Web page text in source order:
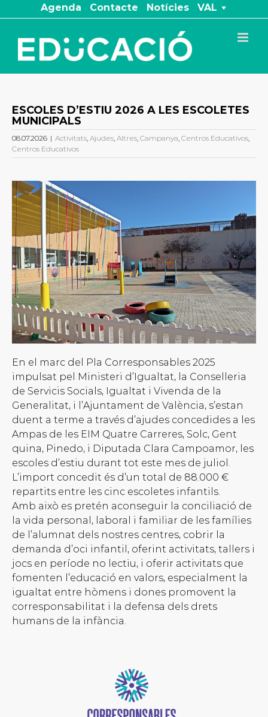
to
content
Agenda Contacte Notícies VAL
ESCOLES D’ESTIU 2026 A LES ESCOLETES
MUNICIPALS
08.07.2026 | Activitats, Ajudes, Altres, Campanya, Centros Educativos,
Centros Educativos
En el marc del Pla Corresponsables 2025
impulsat pel Ministeri d’Igualtat, la Conselleria
de Servicis Socials, Igualtat i Vivenda de la
Generalitat, i l’Ajuntament de València, s’estan
duent a terme a través d’ajudes concedides a les
Ampas de les EIM Quatre Carreres, Solc, Gent
quina, Pinedo, i Diputada Clara Campoamor, les
escoles d’estiu durant tot este mes de juliol.
L’import concedit és d’un total de 88.000 €
repartits entre les cinc escoletes infantils.
Amb això es pretén aconseguir la conciliació de
la vida personal, laboral i familiar de les famílies
de l’alumnat dels nostres centres, cobrir la
demanda d’oci infantil, oferint activitats, tallers i
jocs en període no lectiu, i oferir activitats que
fomenten l’educació en valors, especialment la
igualtat entre hòmens i dones promovent la
corresponsabilitat i la defensa dels drets
humans de la infància.